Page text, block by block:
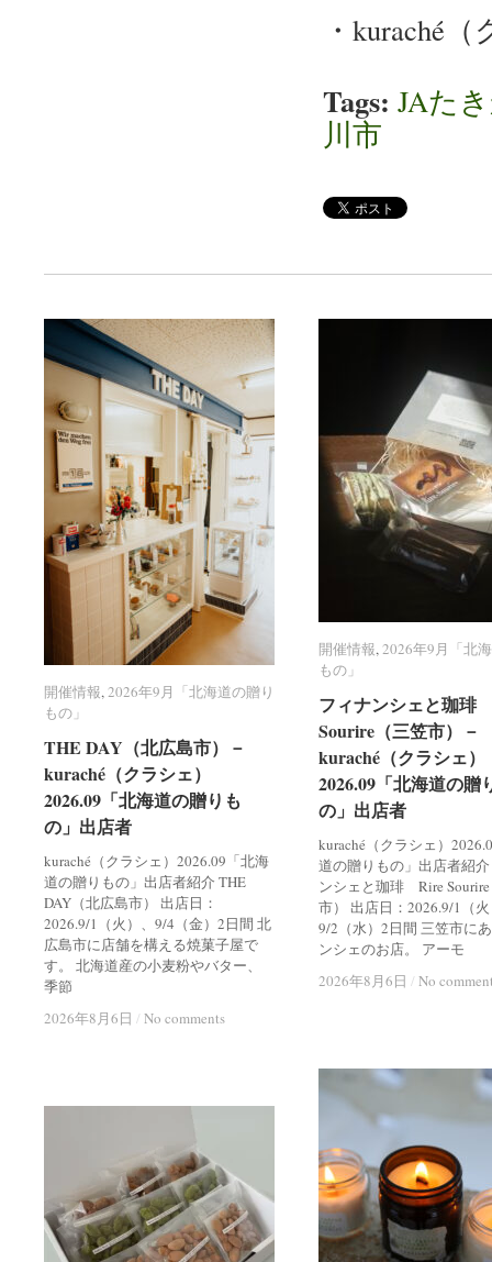
・kuraché
Tags: JAた
川市
開催情報,2026年9月「北海道の贈り
もの」
THE DAY（北広島市）－
kuraché（クラシェ）
2026.09「北海道の贈りも
の」出店者
kuraché（クラシェ）2026.09「北海
道の贈りもの」出店者紹介 THE
DAY（北広島市） 出店日：
2026.9/1（火）、9/4（金）2日間 北
広島市に店舗を構える焼菓子屋で
す。 北海道産の小麦粉やバター、
季節
2026年8月6日 / No comments
開催情報 2026年9月「北海道の贈り
もの」
THE DAY（北広島市）－
kuraché（クラシェ）
2026.09「北海道の贈りも
の」出店者
2026年8月6日 / No comments
開催情報,2026年9月「北
もの」
フィナンシェと珈
Sourire（三笠市）－
kuraché（クラシェ）
2026.09「北海道の贈
の」出店者
kuraché（クラシェ）
道の贈りもの」出店者紹
ンシェと珈琲 Rire
市） 出店日：2026.9/1（
9/2（水）2日間 三笠市に
ンシェのお店。 アーモ
2026年8月6日 / No
開催情報 2026年9月「北
もの」
フィナンシェと珈
Sourire（三笠市）－
kuraché（クラシェ）
2026.09「北海道の贈
の」出店者
2026年8月6日 / No